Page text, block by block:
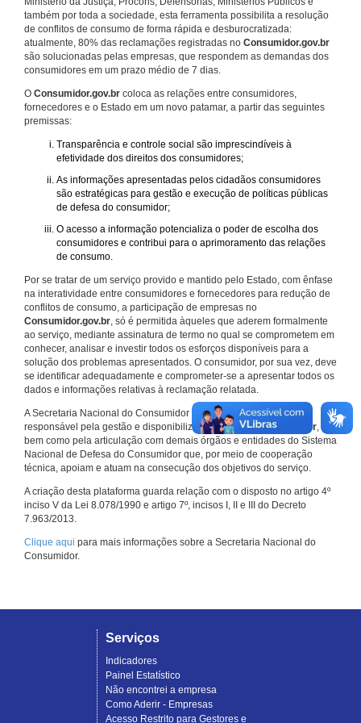
também por toda a sociedade, esta ferramenta possibilita a resolução
de conflitos de consumo de forma rápida e desburocratizada:
atualmente, 80% das reclamações registradas no Consumidor.gov.br
são solucionadas pelas empresas, que respondem as demandas dos
consumidores em um prazo médio de 7 dias.
O Consumidor.gov.br coloca as relações entre consumidores,
fornecedores e o Estado em um novo patamar, a partir das seguintes
premissas:
Transparência e controle social são imprescindíveis à
efetividade dos direitos dos consumidores;
As informações apresentadas pelos cidadãos consumidores
são estratégicas para gestão e execução de políticas públicas
de defesa do consumidor;
O acesso a informação potencializa o poder de escolha dos
consumidores e contribui para o aprimoramento das relações
de consumo.
Por se tratar de um serviço provido e mantido pelo Estado, com ênfase
na interatividade entre consumidores e fornecedores para redução de
conflitos de consumo, a participação de empresas no
Consumidor.gov.br, só é permitida àqueles que aderem formalmente
ao serviço, mediante assinatura de termo no qual se comprometem em
conhecer, analisar e investir todos os esforços disponíveis para a
solução dos problemas apresentados. O consumidor, por sua vez, deve
se identificar adequadamente e comprometer-se a apresentar todos os
dados e informações relativas à reclamação relatada.
A Secretaria Nacional do Consumidor do Ministério da Justiça é a
responsável pela gestão e disponibilização doConsumidor.gov.br,
bem como pela articulação com demais órgãos e entidades do Sistema
Nacional de Defesa do Consumidor que, por meio de cooperação
técnica, apoiam e atuam na consecução dos objetivos do serviço.
A criação desta plataforma guarda relação com o disposto no artigo 4º
inciso V da Lei 8.078/1990 e artigo 7º, incisos I, II e III do Decreto
7.963/2013.
Clique aqui para mais informações sobre a Secretaria Nacional do
Consumidor.
Serviços
Indicadores
Painel Estatístico
Não encontrei a empresa
Como Aderir - Empresas
Acesso Restrito para Gestores e